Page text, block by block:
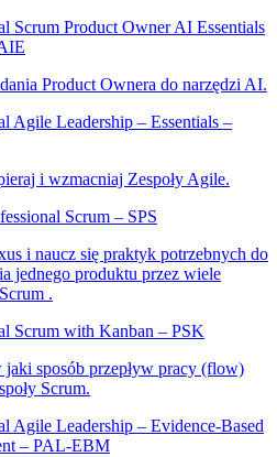
Scrum Product Owner AI Essentials
Product Ownera do narzędzi AI.
Agile Leadership – Essentials –
i wzmacniaj Zespoły Agile.
Scrum – SPS
i naucz się praktyk potrzebnych do
jednego produktu przez wiele
.
Scrum with Kanban – PSK
jaki sposób przepływ pracy (flow)
Scrum.
Agile Leadership – Evidence-Based
– PAL-EBM